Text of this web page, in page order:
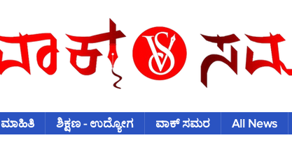
ಮಾಹಿತಿ ಶಿಕ್ಷಣ - ಉದ್ಯೋಗ ವಾಕ್ ಸಮರ All News